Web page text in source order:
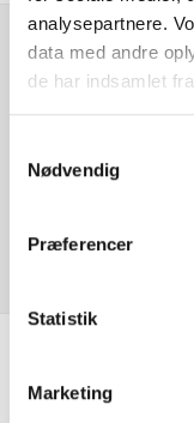
analysepartnere.
data med andre
de har indsamlet
Nødvendig
Præferencer
Statistik
Marketing
Digital
EL-BAGKLAP
El-foldbare
Fartpilot
Er du